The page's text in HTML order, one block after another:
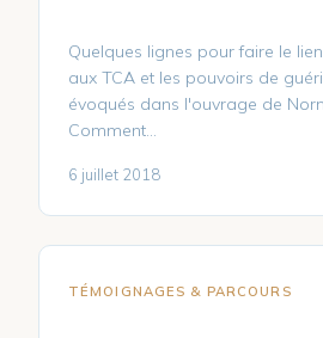
Quelques lignes pour faire le
aux TCA et les pouvoirs de
évoqués dans l'ouvrage de
Comment…
6 juillet 2018
TÉMOIGNAGES & PARCOURS